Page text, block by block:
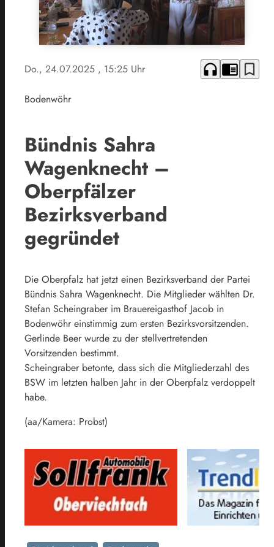
Do., 24.07.2025 , 15:25 Uhr headphones chrome_reader_mode bookmark_border
Bodenwöhr
Bündnis Sahra
Wagenknecht –
Oberpfälzer
Bezirksverband
gegründet
Die Oberpfalz hat jetzt einen Bezirksverband der Partei
Bündnis Sahra Wagenknecht. Die Mitglieder wählten Dr.
Stefan Scheingraber im Brauereigasthof Jacob in
Bodenwöhr einstimmig zum ersten Bezirksvorsitzenden.
Gerlinde Beer wurde zu der stellvertretenden
Vorsitzenden bestimmt.
Scheingraber betonte, dass sich die Mitgliederzahl des
BSW im letzten halben Jahr in der Oberpfalz verdoppelt
habe.
(aa/Kamera: Probst)